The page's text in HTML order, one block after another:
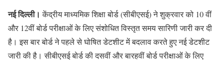
नई दिल्ली। केंद्रीय माध्यमिक शिक्षा बोर्ड (सीबीएसई) ने शुक्रवार को 10 वीं
और 12वीं बोर्ड परीक्षाओं के लिए संशोधित विस्तृत समय सारिणी जारी कर दी
है। इस बार बोर्ड ने पहले से घोषित डेटशीट में बदलाव करते हुए नई डेटशीट
जारी की है। सीबीएसई बोर्ड की दसवीं और बारहवीं बोर्ड परीक्षाओं के लिए